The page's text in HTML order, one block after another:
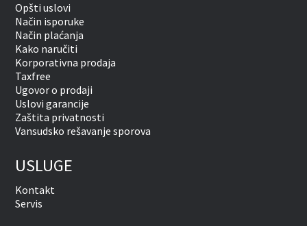
Opšti uslovi
Način isporuke
Način plaćanja
Kako naručiti
Korporativna prodaja
Taxfree
Ugovor o prodaji
Uslovi garancije
Zaštita privatnosti
Vansudsko rešavanje sporova
USLUGE
Kontakt
Servis